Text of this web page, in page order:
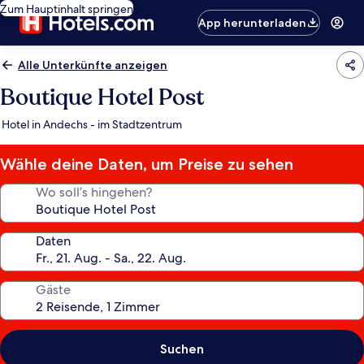
Zum Hauptinhalt springen
App herunterladen
Alle Unterkünfte anzeigen
Boutique Hotel Post
Hotel in Andechs - im Stadtzentrum
Wähle deine Daten, um Preise zu sehen
Wo soll’s hingehen?
Daten
Gäste
Suchen